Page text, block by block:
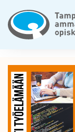
sisältöön
a
m